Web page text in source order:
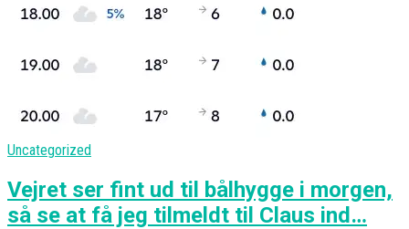
Uncategorized
Vejret ser fint ud til bålhygge i morgen,
så se at få jeg tilmeldt til Claus ind…